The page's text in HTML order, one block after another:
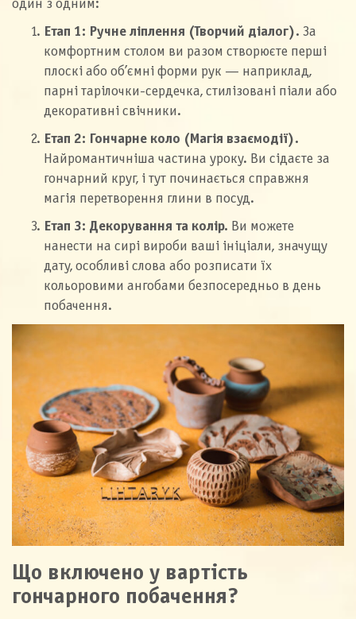
один з одним:
Етап 1: Ручне ліплення (Творчий діалог). За
комфортним столом ви разом створюєте перші
плоскі або об’ємні форми рук — наприклад,
парні тарілочки-сердечка, стилізовані піали або
декоративні свічники.
Етап 2: Гончарне коло (Магія взаємодії).
Найромантичніша частина уроку. Ви сідаєте за
гончарний круг, і тут починається справжня
магія перетворення глини в посуд.
Етап 3: Декорування та колір. Ви можете
нанести на сирі вироби ваші ініціали, значущу
дату, особливі слова або розписати їх
кольоровими ангобами безпосередньо в день
побачення.
Що включено у вартість
гончарного побачення?